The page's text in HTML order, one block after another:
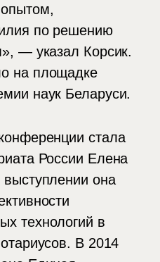
по решению
— указал Корсик.
на площадке
наук Беларуси.
стала
России Елена
она
технологий в
В 2014